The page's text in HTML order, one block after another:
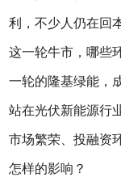
利，不少人仍在回
这一轮牛市，哪些
一轮的隆基绿能，
站在光伏新能源行
市场繁荣、投融资
怎样的影响？